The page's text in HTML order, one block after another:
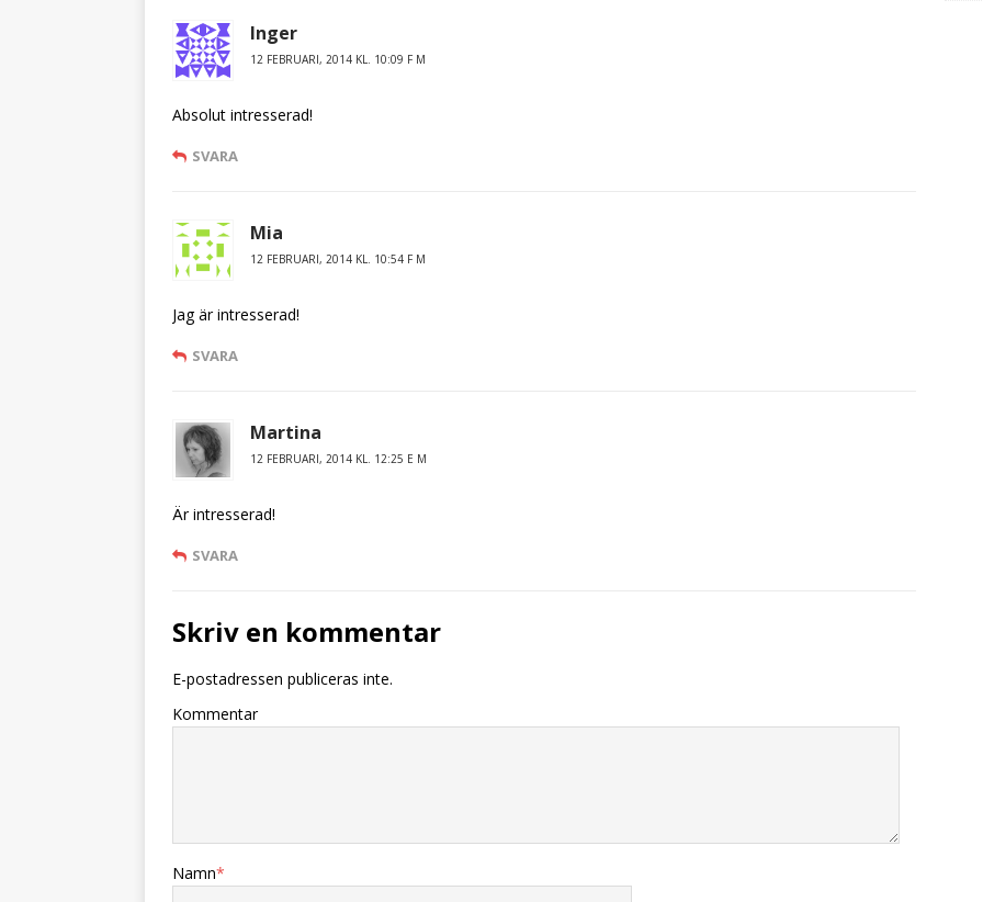
Inger
12 FEBRUARI, 2014 KL. 10:09 F M
Absolut intresserad!
SVARA
Mia
12 FEBRUARI, 2014 KL. 10:54 F M
Jag är intresserad!
SVARA
Martina
12 FEBRUARI, 2014 KL. 12:25 E M
Är intresserad!
SVARA
Skriv en kommentar
E-postadressen publiceras inte.
Kommentar
Namn*